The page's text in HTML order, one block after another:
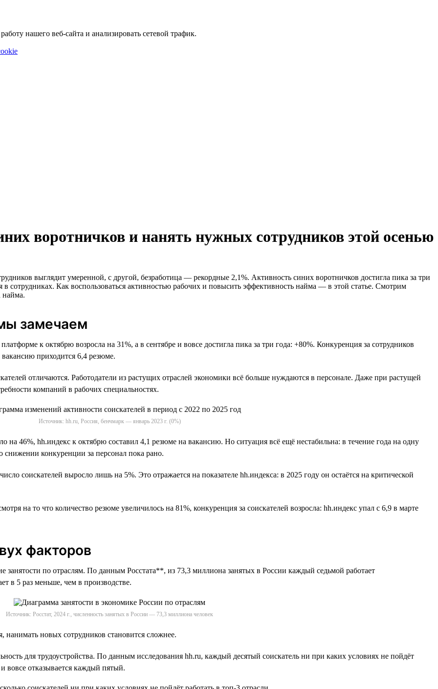
нашего веб-сайта и анализировать сетевой трафик.
воротничков и нанять нужных сотрудников этой осенью
выглядит умеренной, c другой, безработица — рекордные 2,1%. Активность синих воротничков достигла пика за три
сотрудниках. Как воспользоваться активностью рабочих и повысить эффективность найма — в этой статье. Смотрим
найма.
замечаем
к октябрю возросла на 31%, а в сентябре и вовсе достигла пика за три года: +80%. Конкуренция за сотрудников
приходится 6,4 резюме.
отличаются. Работодатели из растущих отраслей экономики всё больше нуждаются в персонале. Даже при растущей
компаний в рабочих специальностях.
Источник: hh.ru, Россия, бенчмарк — январь 2023 г. (0%)
46%, hh.индекс к октябрю составил 4,1 резюме на вакансию. Но ситуация всё ещё нестабильна: в течение года на одну
конкуренции за персонал пока рано.
соискателей выросло лишь на 5%. Это отражается на показателе hh.индекса: в 2025 году он остаётся на критической
на то что количество резюме увеличилось на 81%, конкуренция за соискателей возросла: hh.индекс упал с 6,9 в марте
факторов
занятости по отраслям. По данным Росстата**, из 73,3 миллиона занятых в России каждый седьмой работает
в 5 раз меньше, чем в производстве.
Источник: Росстат, 2024 г., численность занятых в России — 73,3 миллиона человек
нанимать новых сотрудников становится сложнее.
для трудоустройства. По данным исследования hh.ru, каждый десятый соискатель ни при каких условиях не пойдёт
вовсе отказывается каждый пятый.